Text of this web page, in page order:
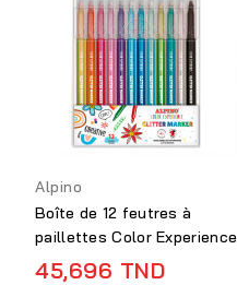
Alpino
Boîte de 12 feutres à
paillettes Color Experience
45,696 TND